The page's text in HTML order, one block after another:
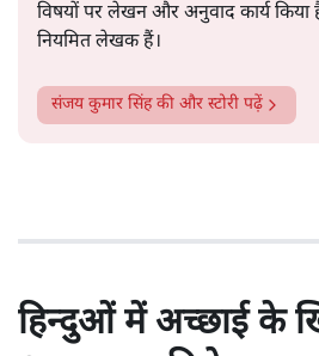
विषयों पर लेखन और अनुवाद कार्य किया
नियमित लेखक हैं।
संजय कुमार सिंहकी और स्टोरी पढ़ें
हिन्दुओं में अच्छाई के